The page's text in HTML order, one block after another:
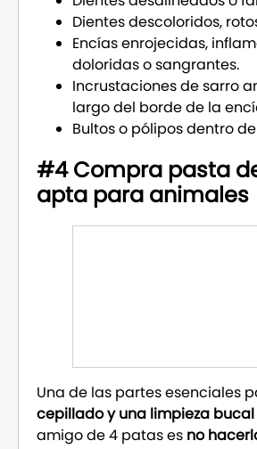
Dientes descoloridos,
Encías enrojecidas,
doloridas o sangrantes.
Incrustaciones de sarro
largo del borde de la
Bultos o pólipos dentro
#4 Compra pasta
apta para animales
Una de las partes esenciales
cepillado y una limpieza bucal
amigo de 4 patas es no